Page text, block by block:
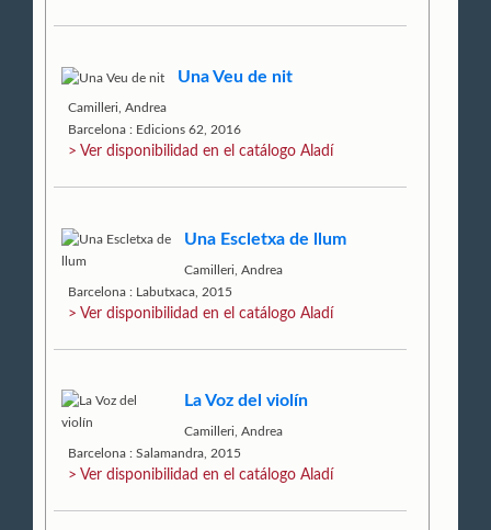
Una Veu de nit
Camilleri, Andrea
Barcelona : Edicions 62, 2016
> Ver disponibilidad en el catálogo Aladí
Una Escletxa de llum
Camilleri, Andrea
Barcelona : Labutxaca, 2015
> Ver disponibilidad en el catálogo Aladí
La Voz del violín
Camilleri, Andrea
Barcelona : Salamandra, 2015
> Ver disponibilidad en el catálogo Aladí